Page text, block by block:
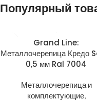
Популярный
Grand Line:
Металлочерепица Кредо
0,5 мм Ral 7004
Металлочерепица и
комплектующие,